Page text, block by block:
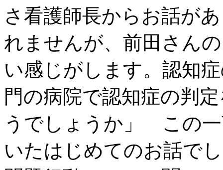
さ看護師長からお話が
れませんが、前田さん
い感じがします。認知
門の病院で認知症の判
うでしょうか」 この一
いたはじめてのお話で